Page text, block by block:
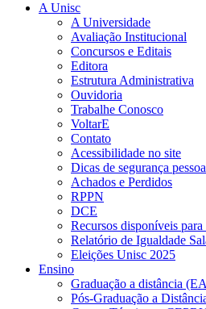
A Unisc
A Universidade
Avaliação Institucional
Concursos e Editais
Editora
Estrutura Administrativa
Ouvidoria
Trabalhe Conosco
VoltarE
Contato
Acessibilidade no site
Dicas de segurança
Achados e Perdidos
RPPN
DCE
Recursos disponíveis
Relatório de Igualdade
Eleições Unisc 2025
Ensino
Graduação a distância
Pós-Graduação a